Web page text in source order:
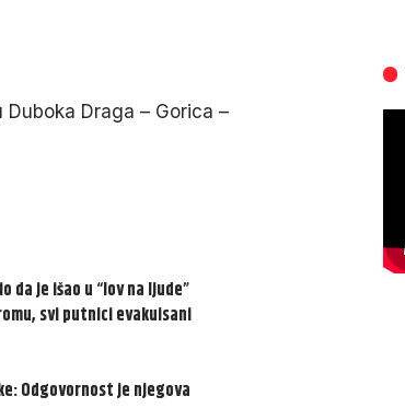
Draga – Gorica –
da je išao u “lov na ljude”
svi putnici evakuisani
Odgovornost je njegova